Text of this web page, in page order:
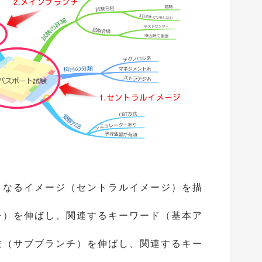
るイメージ（セントラルイメージ）を描
を伸ばし、関連するキーワード（基本ア
サブブランチ）を伸ばし、関連するキー